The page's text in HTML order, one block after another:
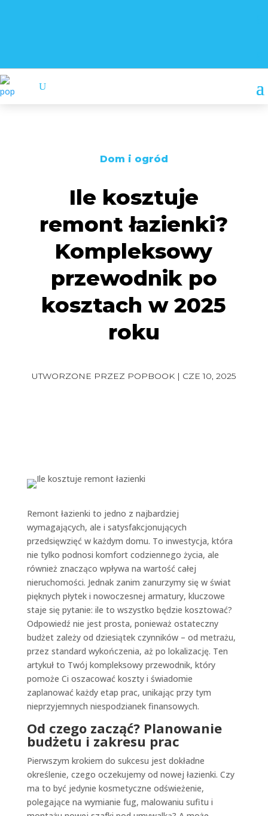
Dom i ogród
Ile kosztuje
remont łazienki?
Kompleksowy
przewodnik po
kosztach w 2025
roku
UTWORZONE PRZEZ POPBOOK | CZE 10, 2025
Remont łazienki to jedno z najbardziej
wymagających, ale i satysfakcjonujących
przedsięwzięć w każdym domu. To inwestycja, która
nie tylko podnosi komfort codziennego życia, ale
również znacząco wpływa na wartość całej
nieruchomości. Jednak zanim zanurzymy się w świat
pięknych płytek i nowoczesnej armatury, kluczowe
staje się pytanie: ile to wszystko będzie kosztować?
Odpowiedź nie jest prosta, ponieważ ostateczny
budżet zależy od dziesiątek czynników – od metrażu,
przez standard wykończenia, aż po lokalizację. Ten
artykuł to Twój kompleksowy przewodnik, który
pomoże Ci oszacować koszty i świadomie
zaplanować każdy etap prac, unikając przy tym
nieprzyjemnych niespodzianek finansowych.
Od czego zacząć? Planowanie
budżetu i zakresu prac
Pierwszym krokiem do sukcesu jest dokładne
określenie, czego oczekujemy od nowej łazienki. Czy
ma to być jedynie kosmetyczne odświeżenie,
polegające na wymianie fug, malowaniu sufitu i